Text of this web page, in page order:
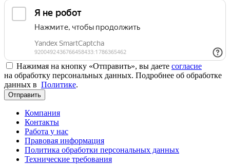
Нажимая на кнопку «Отправить», вы даете согласие
на обработку персональных данных. Подробнее об обработке
данных в Политике.
Отправить
Компания
Контакты
Работа у нас
Правовая информация
Политика обработки персональных данных
Технические требования